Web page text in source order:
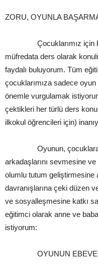
ZORU, OYUNLA
Çocuklarımız için bu
müfredata ders olarak
faydalı buluyorum. Tüm
çocuklarımıza sadece
önemle vurgulamak
çektikleri her türlü ders
ilkokul öğrencileri için)
Oyunun, çocuklara
arkadaşlarını sevmesine
olumlu tutum geliştirmesine
davranışlarına çeki düzen
ve sosyalleşmesine katkı
eğitimci olarak anne ve
istiyorum:
OYUNUN